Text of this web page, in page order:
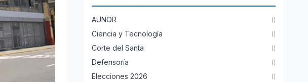
AUNOR ()
Ciencia y Tecnología ()
Corte del Santa ()
Defensoría ()
Elecciones 2026 ()